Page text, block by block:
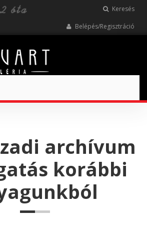
Keresés
Belépés/Regisztráció
archívum
korábbi